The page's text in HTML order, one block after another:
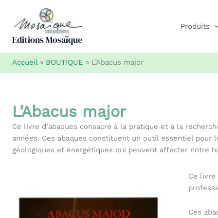
contenu
Editions Mosaïque
Produits
Accueil» BOUTIQUE » L’Abacus major
L’Abacus major
Ce livre d’abaques consacré à la pratique et à la
années. Ces abaques constituent un outil essentiel
géologiques et énergétiques qui peuvent affecter notre
Ce livre
Ces